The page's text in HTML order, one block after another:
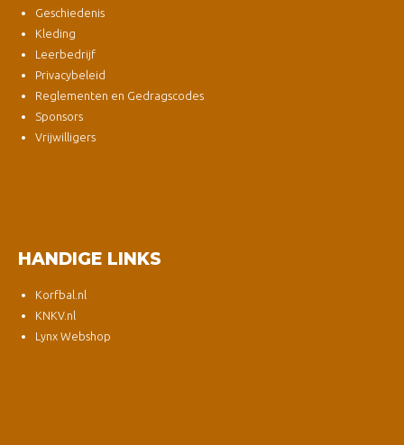
Geschiedenis
Kleding
Leerbedrijf
Privacybeleid
Reglementen en Gedragscodes
Sponsors
Vrijwilligers
HANDIGE LINKS
Korfbal.nl
KNKV.nl
Lynx Webshop